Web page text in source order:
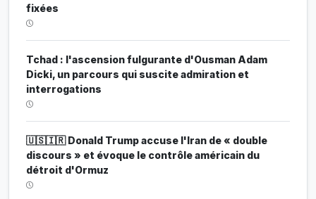
fixées
Tchad : l'ascension fulgurante d'Ousman Adam
Dicki, un parcours qui suscite admiration et
interrogations
🇺🇸🇮🇷 Donald Trump accuse l'Iran de « double
discours » et évoque le contrôle américain du
détroit d'Ormuz